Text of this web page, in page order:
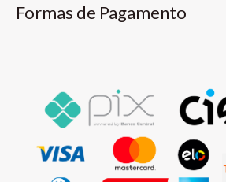
Formas de Pagamento